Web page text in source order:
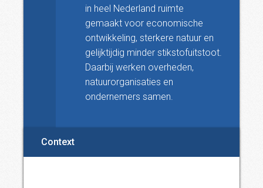
in heel Nederland ruimte
gemaakt voor economische
ontwikkeling, sterkere natuur en
gelijktijdig minder stikstofuitstoot.
Daarbij werken overheden,
natuurorganisaties en
ondernemers samen.
Context